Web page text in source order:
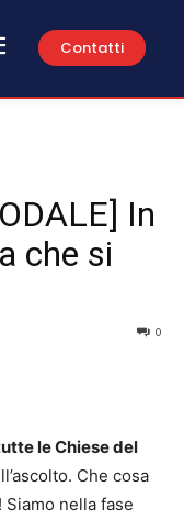
Contatti
In
che si
0
le Chiese del
Che cosa
Siamo nella fase